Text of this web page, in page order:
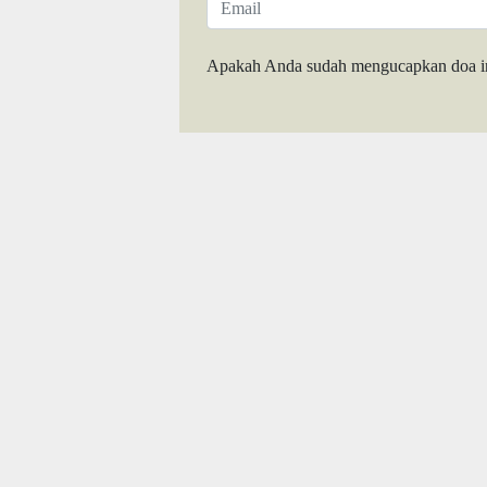
Apakah Anda sudah mengucapkan doa